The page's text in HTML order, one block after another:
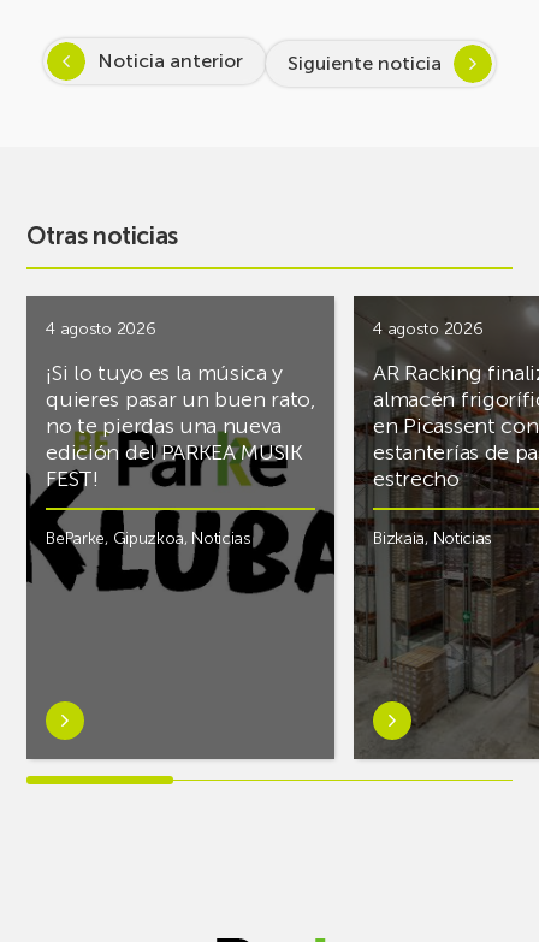
Noticia anterior Siguiente noticia
Otras noticias
4 agosto 2026
¡Si lo tuyo es la música y
quieres pasar un buen rato,
no te pierdas una nueva
edición del PARKEA MUSIK
FEST!
BeParke, Gipuzkoa, Noticias
Saber
más
sobre¡Si
4 agosto 2026
AR Racking
almacén
en Picassent con
estanterías de
estrecho
Bizkaia,Noticias
Saber
más